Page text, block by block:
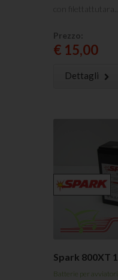
con filettattutara...
Prezzo:
€ 15,00
Dettagli
Spark 800XT
Batterie per